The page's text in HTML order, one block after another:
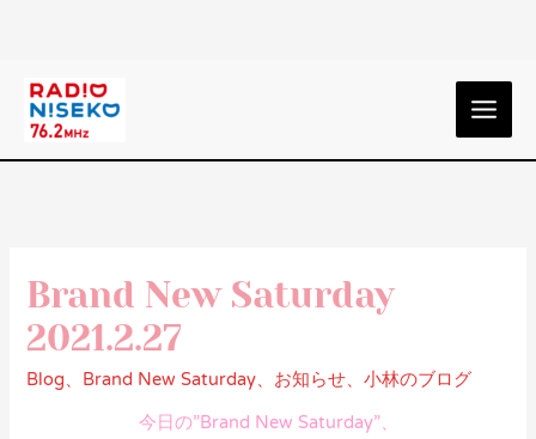
Brand New Saturday
2021.2.27
Blog、 Brand New Saturday、 お知らせ、小林のブログ
今日の”Brand New Saturday”、